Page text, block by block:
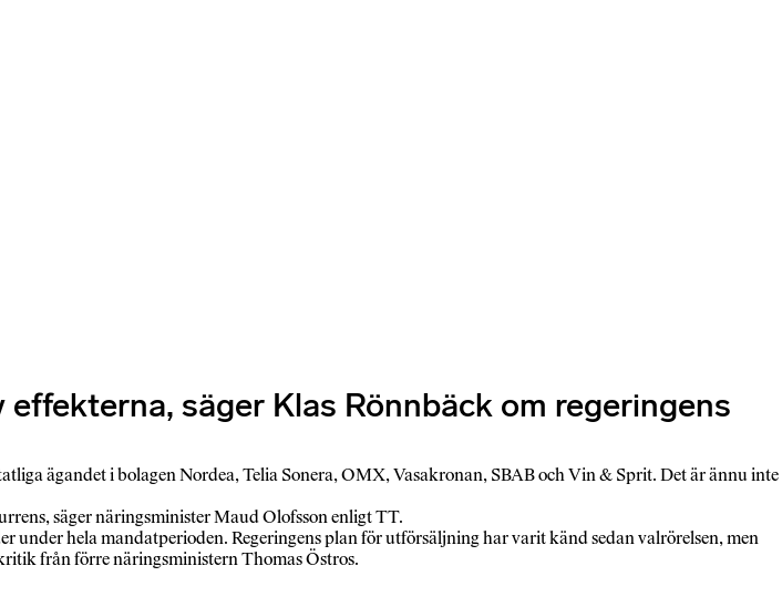
säger Klas Rönnbäck om regeringens
ägandet i bolagen Nordea, Telia Sonera, OMX, Vasakronan, SBAB och Vin & Sprit. Det är ännu inte
säger näringsminister Maud Olofsson enligt TT.
hela mandatperioden. Regeringens plan för utförsäljning har varit känd sedan valrörelsen, men
från förre näringsministern Thomas Östros.